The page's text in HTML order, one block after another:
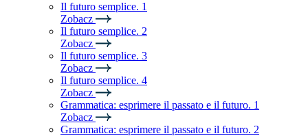
Il futuro semplice. 1
Zobacz
Il futuro semplice. 2
Zobacz
Il futuro semplice. 3
Zobacz
Il futuro semplice. 4
Zobacz
Grammatica: esprimere il passato e il futuro. 1
Zobacz
Grammatica: esprimere il passato e il futuro. 2